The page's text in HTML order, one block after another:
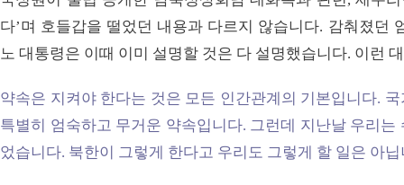
다’며 호들갑을 떨었던 내용과 다르지 않습니다. 감춰졌던
노 대통령은 이때 이미 설명할 것은 다 설명했습니다. 이런
약속은 지켜야 한다는 것은 모든 인간관계의 기본입니다.
특별히 엄숙하고 무거운 약속입니다. 그런데 지난날 우리
었습니다. 북한이 그렇게 한다고 우리도 그렇게 할 일은 아닙